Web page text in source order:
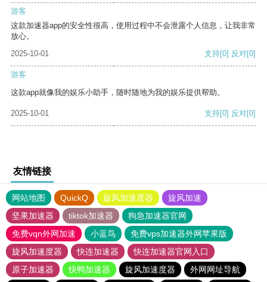
游客
这款加速器app的安全性很高，使用过程中不会泄露个人信息，让我非常
放心。
2025-10-01
支持[0] 反对[0]
游客
这款app就像我的娱乐小助手，随时随地为我的娱乐提供帮助。
2025-10-01 支持[0] 反对[0]
友情链接
网站地图 QuickQ 旋风加速度器
旋风加速
坚果加速器
tiktok加速器
狗急加速器官网
免费vqn外网加速
小蓝鸟
免费vps加速器外网苹果版
旋风加速度器
快连加速器
快连加速器官网入口
原子加速器
快鸭加速器 旋风加速度器
外网网址导航